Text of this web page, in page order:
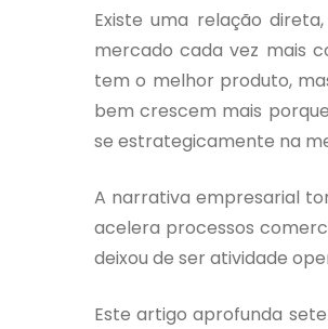
Existe uma relação
mercado cada vez mais
tem o melhor produto,
bem crescem mais
se estrategicamente na
A narrativa empresarial
acelera processos
deixou de ser atividade
Este artigo aprofunda